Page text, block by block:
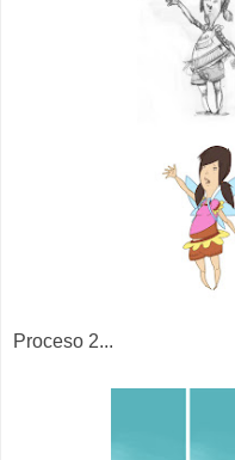
Proceso 2...